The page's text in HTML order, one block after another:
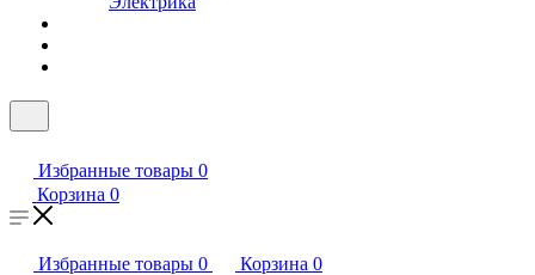
Избранные товары 0
Корзина 0
Избранные товары 0 Корзина 0